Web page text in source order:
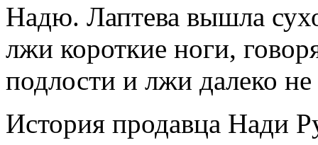
Надю. Лаптева вышла
лжи короткие ноги,
подлости и лжи далеко
История продавца Нади